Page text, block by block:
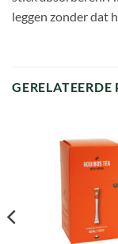
leggen zonder dat